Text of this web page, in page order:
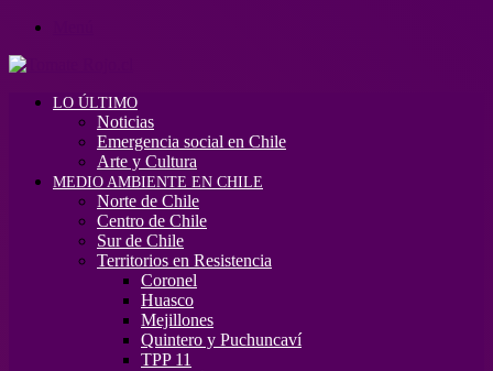
LO ÚLTIMO
Noticias
Emergencia social en Chile
Arte y Cultura
MEDIO AMBIENTE EN CHILE
Norte de Chile
Centro de Chile
Sur de Chile
Territorios en Resistencia
Coronel
Huasco
Mejillones
Quintero y Puchuncaví
TPP 11